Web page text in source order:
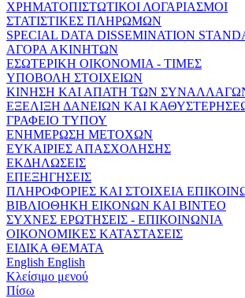
ΧΡΗΜΑΤΟΠΙΣΤΩΤΙΚΟΙ ΛΟΓΑΡΙΑΣΜΟΙ
ΣΤΑΤΙΣΤΙΚΕΣ ΠΛΗΡΩΜΩΝ
SPECIAL DATA DISSEMINATION
ΑΓΟΡΑ ΑΚΙΝΗΤΩΝ
ΕΣΩΤΕΡΙΚΗ ΟΙΚΟΝΟΜΙΑ - ΤΙΜΕΣ
ΥΠΟΒΟΛΗ ΣΤΟΙΧΕΙΩΝ
ΚΙΝΗΣΗ ΚΑΙ ΑΠΑΤΗ ΤΩΝ
ΕΞΕΛΙΞΗ ΔΑΝΕΙΩΝ ΚΑΙ
ΓΡΑΦΕΙΟ ΤΥΠΟΥ
ΕΝΗΜΕΡΩΣΗ ΜΕΤΟΧΩΝ
ΕΥΚΑΙΡΙΕΣ ΑΠΑΣΧΟΛΗΣΗΣ
ΕΚΔΗΛΩΣΕΙΣ
ΕΠΕΞΗΓΗΣΕΙΣ
ΠΛΗΡΟΦΟΡΙΕΣ ΚΑΙ ΣΤΟΙΧΕΙΑ
ΒΙΒΛΙΟΘΗΚΗ ΕΙΚΟΝΩΝ ΚΑΙ ΒΙΝΤΕΟ
ΣΥΧΝΕΣ ΕΡΩΤΗΣΕΙΣ - ΕΠΙΚΟΙΝΩΝΙΑ
ΟΙΚΟΝΟΜΙΚΕΣ ΚΑΤΑΣΤΑΣΕΙΣ
ΕΙΔΙΚΑ ΘΕΜΑΤΑ
English English
Κλείσιμο μενού
Πίσω